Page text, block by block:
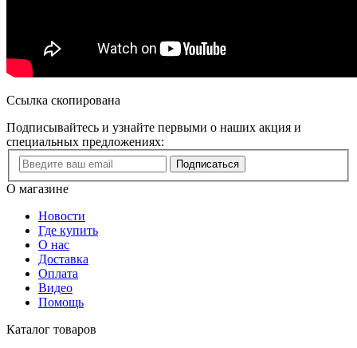
Ссылка скопирована
Подписывайтесь и узнайте первыми о наших акция и
специальных предложениях:
Подписаться
О магазине
Новости
Где купить
О нас
Доставка
Оплата
Видео
Помощь
Каталог товаров